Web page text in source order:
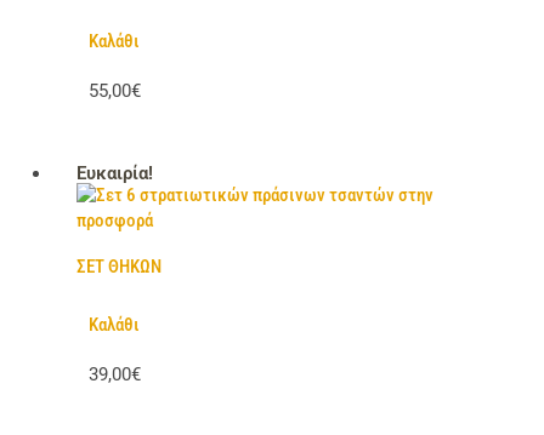
Καλάθι
55,00€
Ευκαιρία!
ΣΕΤ ΘΗΚΩΝ
Καλάθι
39,00€